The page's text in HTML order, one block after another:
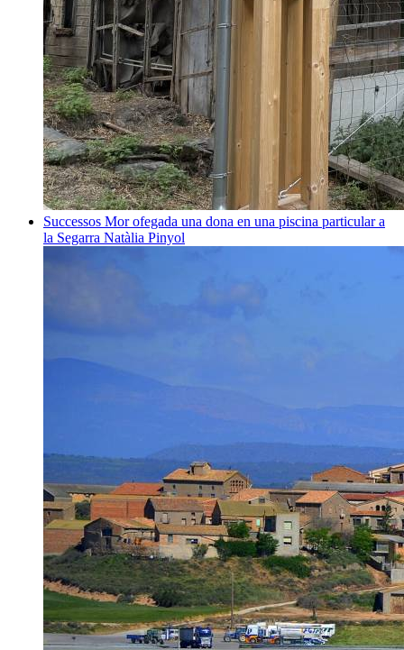
Successos Mor ofegada una dona en una piscina particular a
la Segarra Natàlia Pinyol